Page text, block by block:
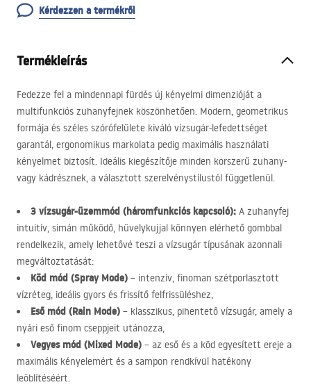
Kérdezzen a termékről
Termékleírás
Fedezze fel a mindennapi fürdés új kényelmi dimenzióját a
multifunkciós zuhanyfejnek köszönhetően. Modern, geometrikus
formája és széles szórófelülete kiváló vízsugár-lefedettséget
garantál, ergonomikus markolata pedig maximális használati
kényelmet biztosít. Ideális kiegészítője minden korszerű zuhany-
vagy kádrésznek, a választott szerelvénystílustól függetlenül.
3 vízsugár-üzemmód (háromfunkciós kapcsoló): A zuhanyfej
intuitív, simán működő, hüvelykujjal könnyen elérhető gombbal
rendelkezik, amely lehetővé teszi a vízsugár típusának azonnali
megváltoztatását:
Köd mód (Spray Mode) – intenzív, finoman szétporlasztott
vízréteg, ideális gyors és frissítő felfrissüléshez,
Eső mód (Rain Mode) – klasszikus, pihentető vízsugár, amely a
nyári eső finom cseppjeit utánozza,
Vegyes mód (Mixed Mode) – az eső és a köd egyesített ereje a
maximális kényelemért és a sampon rendkívül hatékony
leöblítéséért.